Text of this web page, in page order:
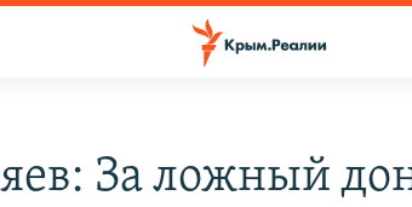
За ложный